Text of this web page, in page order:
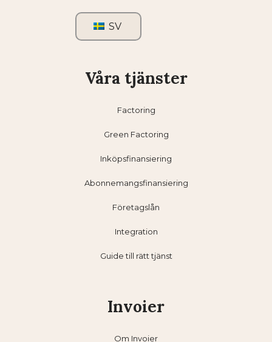
SV
Våra tjänster
Factoring
Green Factoring
Inköpsfinansiering
Abonnemangsfinansiering
Företagslån
Integration
Guide till rätt tjänst
Invoier
Om Invoier